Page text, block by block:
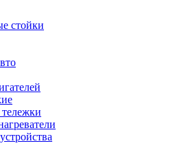
стойки